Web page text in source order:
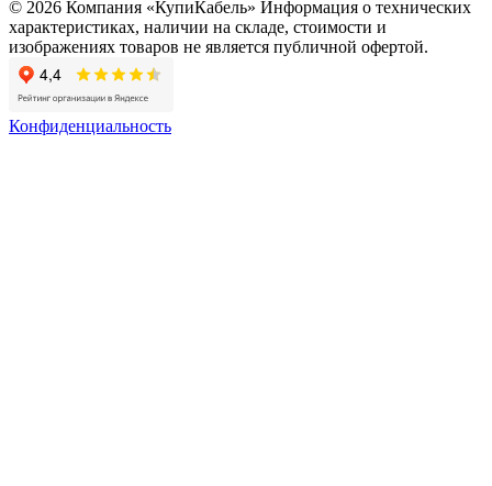
© 2026 Компания «КупиКабель» Информация о технических
характеристиках, наличии на складе, стоимости и
изображениях товаров не является публичной офертой.
Конфиденциальность